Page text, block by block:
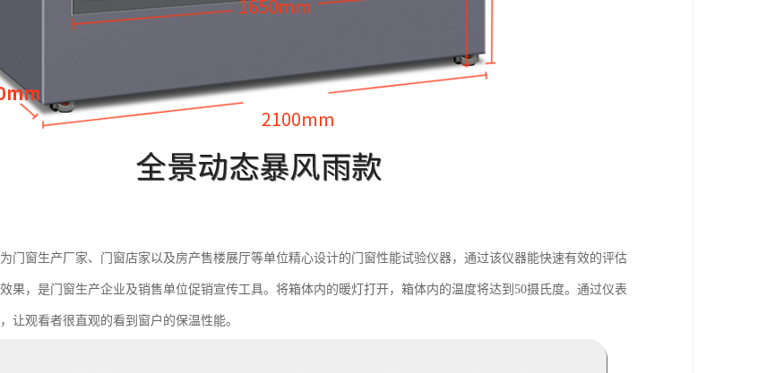
门窗生产厂家、门窗店家以及房产售楼展厅等单位精心设计的门窗性能试验仪器，通过该仪器能快速有效的评估
果，是门窗生产企业及销售单位促销宣传工具。将箱体内的暖灯打开，箱体内的温度将达到50摄氏度。通过仪表
让观看者很直观的看到窗户的保温性能。